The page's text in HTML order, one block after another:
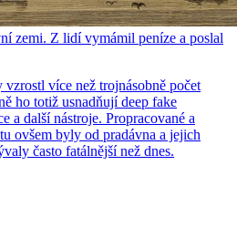
zemi. Z lidí vymámil peníze a poslal
více než trojnásobně počet
ho totiž usnadňují deep fake
a další nástroje. Propracované a
ovšem byly od pradávna a jejich
často fatálnější než dnes.